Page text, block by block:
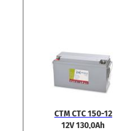
CTM CTC 150-​12
12V 130,0Ah